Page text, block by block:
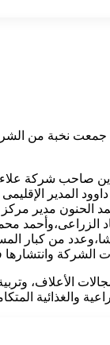
نخبة من
صاحب شركة علاء
المدير
مدير مركز
من كبار
مؤكدين التزامها
الأعلاف،